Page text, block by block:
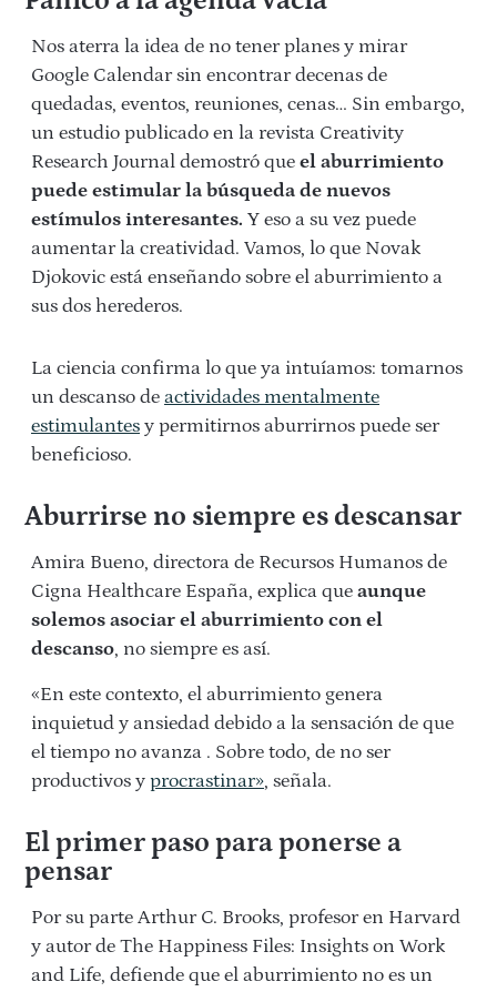
Nos aterra la idea de no tener planes y mirar
Google Calendar sin encontrar decenas de
quedadas, eventos, reuniones, cenas… Sin embargo,
un estudio publicado en la revista Creativity
Research Journal demostró que el aburrimiento
puede estimular la búsqueda de nuevos
estímulos interesantes. Y eso a su vez puede
aumentar la creatividad. Vamos, lo que Novak
Djokovic está enseñando sobre el aburrimiento a
sus dos herederos.
La ciencia confirma lo que ya intuíamos: tomarnos
un descanso de actividades mentalmente
estimulantes y permitirnos aburrirnos puede ser
beneficioso.
Aburrirse no siempre es descansar
Amira Bueno, directora de Recursos Humanos de
Cigna Healthcare España, explica que aunque
solemos asociar el aburrimiento con el
descanso, no siempre es así.
«En este contexto, el aburrimiento genera
inquietud y ansiedad debido a la sensación de que
el tiempo no avanza . Sobre todo, de no ser
productivos y procrastinar», señala.
El primer paso para ponerse a
pensar
Por su parte Arthur C. Brooks, profesor en Harvard
y autor de The Happiness Files: Insights on Work
and Life, defiende que el aburrimiento no es un